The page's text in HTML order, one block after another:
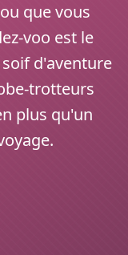
que vous
voo est le
d'aventure
trotteurs
plus qu'un